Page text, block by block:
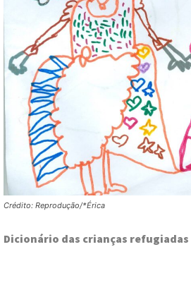
Crédito: Reprodução/*Érica
Dicionário das crianças refugiadas